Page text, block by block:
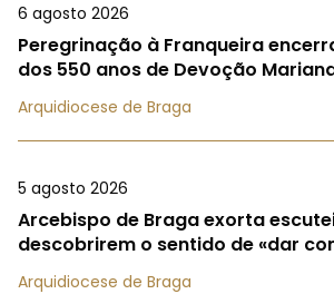
6 agosto 2026
Peregrinação à Franqueira
dos 550 anos de Devoção
Arquidiocese de Braga
5 agosto 2026
Arcebispo de Braga exorta
descobrirem o sentido de «dar
Arquidiocese de Braga